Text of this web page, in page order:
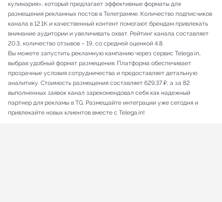
кулинария», который предлагает эффективные форматы для
размещения рекламных постов в Телеграмме. Количество подписчиков
канала в 12.1K и качественный контент помогают брендам привлекать
внимание аудитории и увеличивать охват. Рейтинг канала составляет
20.3, количество отзывов – 19, со средней оценкой 4.8.
Вы можете запустить рекламную кампанию через сервис Telega.in,
выбрав удобный формат размещения. Платформа обеспечивает
прозрачные условия сотрудничества и предоставляет детальную
аналитику. Стоимость размещения составляет 629.37 ₽, а за 82
выполненных заявок канал зарекомендовал себя как надежный
партнер для рекламы в TG. Размещайте интеграции уже сегодня и
привлекайте новых клиентов вместе с Telega.in!